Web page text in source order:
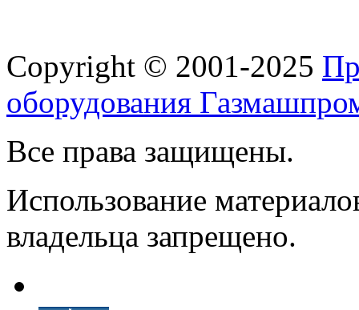
Copyright © 2001-2025
оборудования
Все права защищены.
Использование
владельца запрещено.